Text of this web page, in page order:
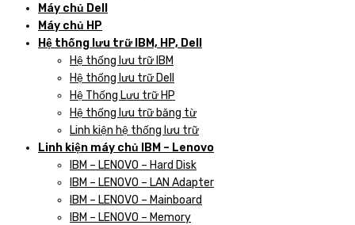
Máy chủ Dell
Máy chủ HP
Hệ thống lưu trữ IBM, HP, Dell
Hệ thống lưu trữ IBM
Hệ thống lưu trữ Dell
Hệ Thống Lưu trữ HP
Hệ thống lưu trữ băng từ
Linh kiện hệ thống lưu trữ
Linh kiện máy chủ IBM – Lenovo
IBM – LENOVO – Hard Disk
IBM – LENOVO – LAN Adapter
IBM – LENOVO – Mainboard
IBM – LENOVO – Memory